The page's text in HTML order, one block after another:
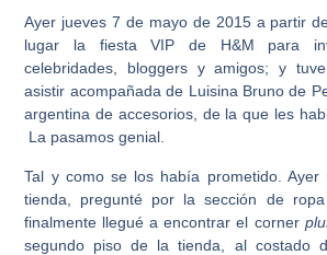
Ayer jueves 7 de mayo de 2015 a partir
lugar la fiesta VIP de H&M para
celebridades, bloggers y amigos; y
asistir acompañada de Luisina Bruno de
argentina de accesorios, de la que les
La pasamos genial.
Tal y como se los había prometido.
tienda, pregunté por la sección de
finalmente llegué a encontrar el corner
segundo piso de la tienda, al costado